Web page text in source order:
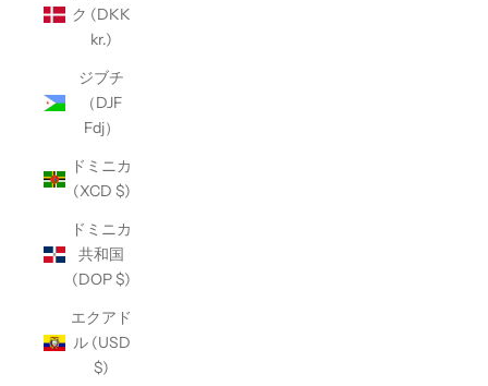
ク (DKK
kr.)
ジブチ
（DJF
Fdj）
ドミニカ
(XCD $)
ドミニカ
共和国
(DOP $)
エクアド
ル (USD
$)